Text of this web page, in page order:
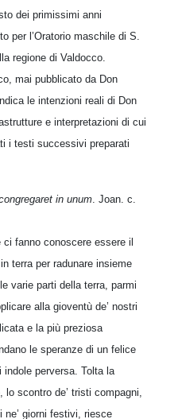
dei primissimi anni
per l’Oratorio maschile di S.
regione di Valdocco.
mai pubblicato da Don
le intenzioni reali di Don
e interpretazioni di cui
i testi successivi preparati
in unum . Joan. c.
ci fanno conoscere essere il
terra per radunare insieme
varie parti della terra, parmi
alla gioventù de’ nostri
e la più preziosa
le speranze di un felice
perversa. Tolta la
scontro de’ tristi compagni,
giorni festivi, riesce